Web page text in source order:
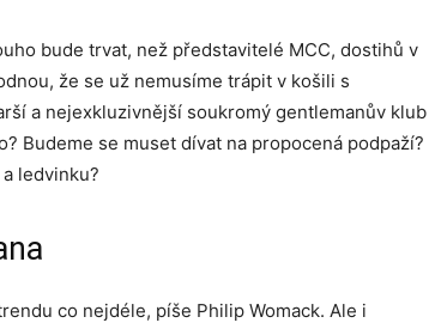
bude trvat, než představitelé MCC, dostihů v
že se už nemusíme trápit v košili s
a nejexkluzivnější soukromý gentlemanův klub
Budeme se muset dívat na propocená podpaží?
ledvinku?
co nejdéle, píše Philip Womack. Ale i